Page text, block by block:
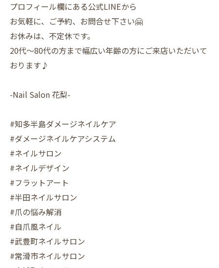
プロフィール欄にある公式LINEから
お気軽に、ご予約、お問合せ下さい🤗
お休みは、不定休です。
20代〜80代の方まで幅広い年齢の方にご来店いただいて
おります♪
-Nail Salon 花梨-
#知多半島ダメージネイルケア
#ダメージネイルケアシステム
#ネイルサロン
#ネイルデザイン
#フラットアート
#半田ネイルサロン
#爪の悩み解消
#自爪風ネイル
#武豊町ネイルサロン
#常滑市ネイルサロン